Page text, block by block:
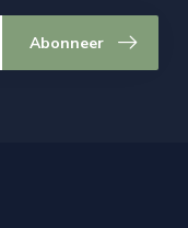
Abonneer